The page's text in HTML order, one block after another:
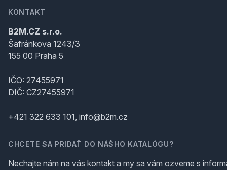
KONTAKT
B2M.CZ s.r.o.
Šafránkova 1243/3
155 00 Praha 5
IČO: 27455971
DIČ: CZ27455971
+421 322 633 101, info@b2m.cz
CHCETE SA PRIDAŤ DO NÁŠHO KATALÓGU?
Nechajte nám na vás kontakt a my sa vám ozveme s